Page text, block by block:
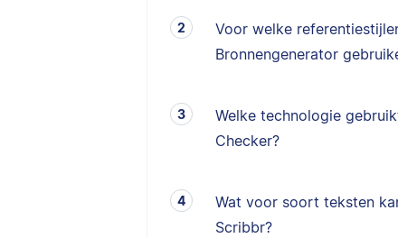
Voor welke
Bronnengenerator
Welke technologie
Checker?
Wat voor soort teksten
Scribbr?